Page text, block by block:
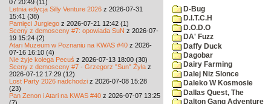
07 20:49 (11)
Letnia edycja Silly Venture 2026 z 2026-07-31
15:41 (38)
Pamięci Jurgiego z 2026-07-21 12:42 (1)
Sceny z demosceny #7: opowiada SuN z 2026-07-
19 15:24 (2)
Atari Muzeum w Poznaniu na KWAS #40 z 2026-
07-16 16:10 (4)
Nie żyje kolega Pecuś z 2026-07-13 18:00 (30)
Sceny z demosceny #7 - Grzegorz "Sun" Żyła z
2026-07-12 17:29 (12)
Lost Party 2026 nadchodzi z 2026-07-08 15:28
(23)
Pan Zenon i Atari na KWAS #40 z 2026-07-07 13:25
D-Bug
D.I.T.C.H
D.O.D.O
DA' Fuzz
Daffy Duck
Dagobar
Dairy Farming
Dalej Niz Slonce
Daleko W Kosmosie
Dallas Quest, The
Dalton Gang Adventure